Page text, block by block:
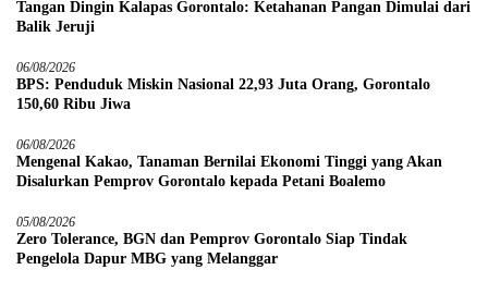
Tangan Dingin Kalapas Gorontalo: Ketahanan Pangan Dimulai dari
Balik Jeruji
06/08/2026
BPS: Penduduk Miskin Nasional 22,93 Juta Orang, Gorontalo
150,60 Ribu Jiwa
06/08/2026
Mengenal Kakao, Tanaman Bernilai Ekonomi Tinggi yang Akan
Disalurkan Pemprov Gorontalo kepada Petani Boalemo
05/08/2026
Zero Tolerance, BGN dan Pemprov Gorontalo Siap Tindak
Pengelola Dapur MBG yang Melanggar